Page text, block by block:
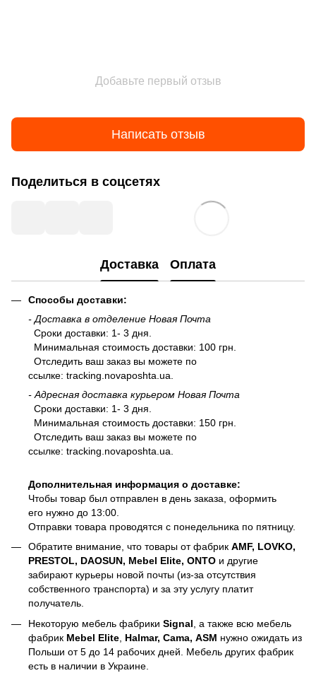
Добавьте первый отзыв
Написать отзыв
Поделиться в соцсетях
Доставка Оплата
Способы доставки:
- Доставка в отделение Новая Почта
Сроки доставки: 1- 3 дня.
Минимальная стоимость доставки: 100 грн.
Отследить ваш заказ вы можете по
ссылке: tracking.novaposhta.ua.
- Адресная доставка курьером Новая Почта
Сроки доставки: 1- 3 дня.
Минимальная стоимость доставки: 150 грн.
Отследить ваш заказ вы можете по
ссылке: tracking.novaposhta.ua.
Дополнительная информация о доставке:
Чтобы товар был отправлен в день заказа, оформить
его нужно до 13:00.
Отправки товара проводятся с понедельника по пятницу.
Обратите внимание, что товары от фабрик AMF, LOVKO,
PRESTOL, DAOSUN, Mebel Elite, ONTO и другие
забирают курьеры новой почты (из-за отсутствия
собственного транспорта) и за эту услугу платит
получатель.
Некоторую мебель фабрики Signal , а также всю мебель
фабрик Mebel Elite Halmar, Cama, ASM нужно ожидать из
Польши от 5 до 14 рабочих дней. Мебель других фабрик
есть в наличии в Украине.